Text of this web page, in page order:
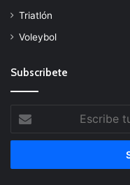
Triatlón
Voleybol
Subscribete
tu
correo